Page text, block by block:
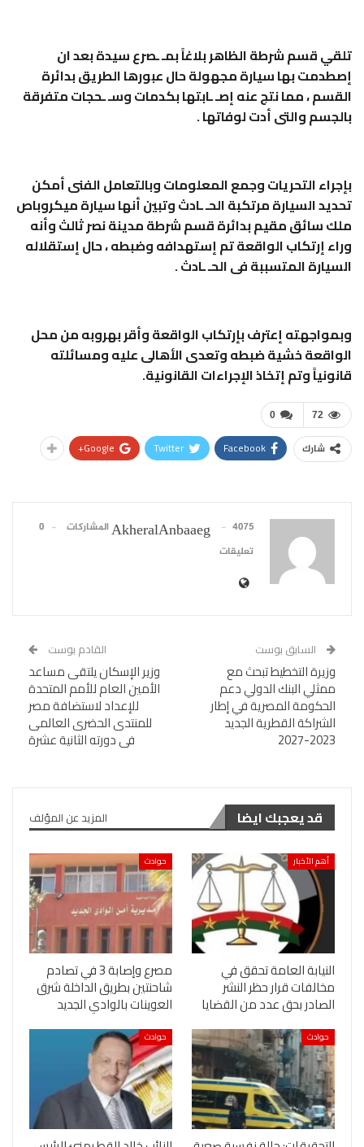
تلقي قسم شرطة الظاهر بلاغاً بمـ ـصرع سيدة بعد ان
إصطدمت بها سيارة مجهولة حال عبورها الطريق بدائرة
القسم ، مما نتج عنه إصـ ـابتها بكدمات وسـ ـحجات متفرقة
بالجسم والتى أدت لوفاتها .
بإجراء التحريات وجمع المعلومات وبالتعامل الفنى أمكن
تحديد السيارة مرتكبة الحـ ـادث وتبين أنها سيارة ميكروباص
ملك سائق مقيم بدائرة قسم شرطة مدينة نصر ثالث وأنه
وراء إرتكاب الواقعة تم إستهدافه وضبطه ، حال إستقلاله
السيارة المتسببة فى الحـ ـادث .
وبمواجهته إعترف بإرتكاب الواقعة وأقر بهروبه من محل
الواقعة خشية ضبطه وتعدى الأهالى عليه ومسائلته
قانونياً وتم إتخاذ الإجراءات القانونية.
0 72
شارك Facebook
Twitter
Google+
AkheralAnbaaeg 4075 المشاركات
0
تعليقات
السابق بوست
وزيرة التخطيط تبحث مع
ممثلي البنك الدولي دعم
الحكومة المصرية في إطار
الشراكة القطرية الجديد
2023-2027
القادم بوست
وزير الإسكان يلتقى مساعد
الأمين العام للأمم المتحدة
للإعداد لاستضافة مصر
للمنتدى الحضرى العالمى
فى دورته الثانية عشرة
قد يعجبك ايضا المزيد عن المؤلف
أهم الأخبار
النيابة العامة تحقق في
مخالفات قرار حظر النشر
الصادر بحق عدد من القضايا
حوادث
مصرع وإصابة 3 في تصادم
شاحنتين بطريق الداخلة شرق
العوينات بالوادي الجديد
حوادث حوادث